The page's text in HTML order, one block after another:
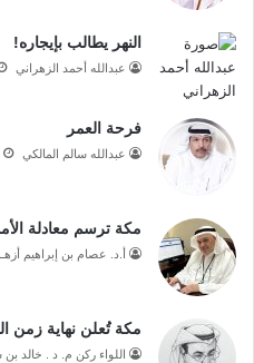
النهر يطالب بإيجاره!
عبدالله أحمد الزهراني
فرحة العمر
عبدالله سالم المالكي
مكة ترسم معادلة
أ.د. عصام بن إبراهيم
مكة تُعلن نهاية زمن
اللواء ركن م. د . خالد